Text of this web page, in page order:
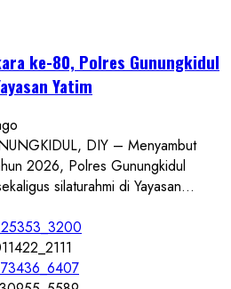
ke-80, Polres Gunungkidul
Yatim
DIY – Menyambut
2026, Polres Gunungkidul
silaturahmi di Yayasan...